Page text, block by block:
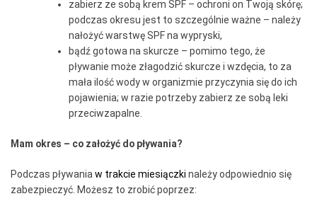
zabierz ze sobą krem SPF – ochroni on Twoją skórę;
podczas okresu jest to szczególnie ważne – należy
nałożyć warstwę SPF na wypryski,
bądź gotowa na skurcze – pomimo tego, że
pływanie może złagodzić skurcze i wzdęcia, to za
mała ilość wody w organizmie przyczynia się do ich
pojawienia; w razie potrzeby zabierz ze sobą leki
przeciwzapalne.
Mam okres – co założyć do pływania?
Podczas pływania w trakcie miesiączki należy odpowiednio się
zabezpieczyć. Możesz to zrobić poprzez: